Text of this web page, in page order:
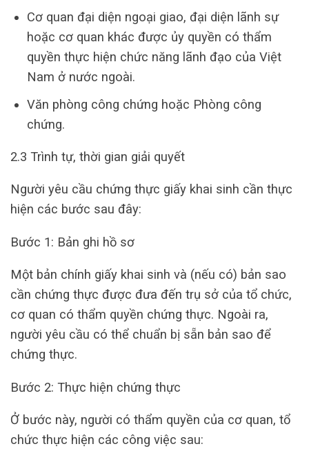
Cơ quan đại diện ngoại giao, đại diện lãnh sự
hoặc cơ quan khác được ủy quyền có thẩm
quyền thực hiện chức năng lãnh đạo của Việt
Nam ở nước ngoài.
Văn phòng công chứng hoặc Phòng công
chứng.
2.3 Trình tự, thời gian giải quyết
Người yêu cầu chứng thực giấy khai sinh cần thực
hiện các bước sau đây:
Bước 1: Bản ghi hồ sơ
Một bản chính giấy khai sinh và (nếu có) bản sao
cần chứng thực được đưa đến trụ sở của tổ chức,
cơ quan có thẩm quyền chứng thực. Ngoài ra,
người yêu cầu có thể chuẩn bị sẵn bản sao để
chứng thực.
Bước 2: Thực hiện chứng thực
Ở bước này, người có thẩm quyền của cơ quan, tổ
chức thực hiện các công việc sau: